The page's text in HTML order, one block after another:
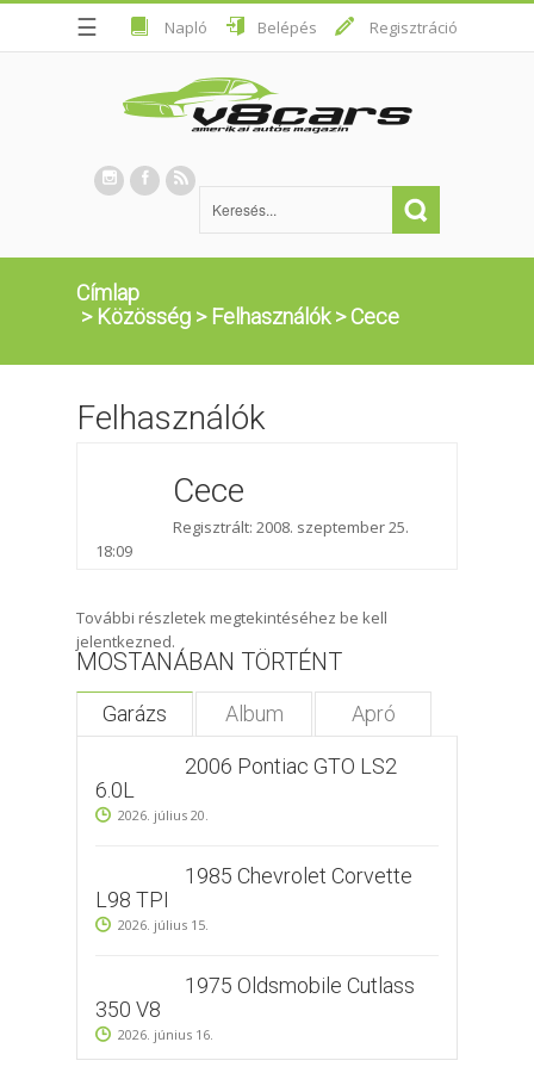
☰ Napló Belépés Regisztráció
Címlap
> Közösség > Felhasználók>Cece
Felhasználók
Cece
Regisztrált: 2008. szeptember 25.
18:09
További részletek megtekintéséhez be kell
jelentkezned.
MOSTANÁBAN TÖRTÉNT
Garázs Album Apró
2006 Pontiac GTO LS2
6.0L
2026. július 20.
1985 Chevrolet Corvette
L98 TPI
2026. július 15.
1975 Oldsmobile Cutlass
350 V8
2026. június 16.